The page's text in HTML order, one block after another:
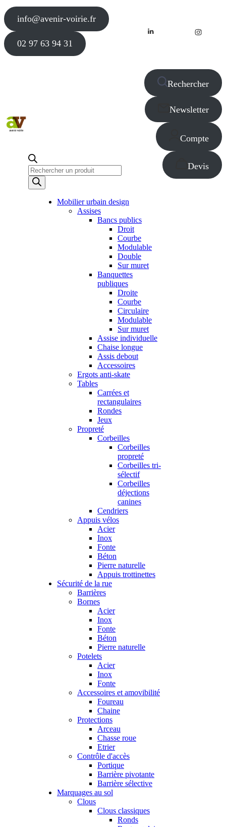
info@avenir-voirie.fr
02 97 63 94 31
Recherche
de
produits
Rechercher
Newsletter
Compte
Devis
Mobilier urbain design
Assises
Bancs publics
Droit
Courbe
Modulable
Double
Sur muret
Banquettes
publiques
Droite
Courbe
Circulaire
Modulable
Sur muret
Assise individuelle
Chaise longue
Assis debout
Accessoires
Ergots anti-skate
Tables
Carrées et
rectangulaires
Rondes
Jeux
Propreté
Corbeilles
Corbeilles
propreté
Corbeilles tri-
sélectif
Corbeilles
déjections
canines
Cendriers
Appuis vélos
Acier
Inox
Fonte
Béton
Pierre naturelle
Appuis trottinettes
Sécurité de la rue
Barrières
Bornes
Acier
Inox
Fonte
Béton
Pierre naturelle
Potelets
Acier
Inox
Fonte
Accessoires et amovibilité
Foureau
Chaine
Protections
Arceau
Chasse roue
Etrier
Contrôle d'accès
Portique
Barrière pivotante
Barrière sélective
Marquages au sol
Clous
Clous classiques
Ronds